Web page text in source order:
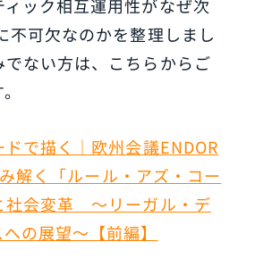
ック相互運用性がなぜ次
不可欠なのかを整理しまし
ない方は、こちらからご
で描く｜欧州会議ENDOR
解く「ルール・アズ・コー
社会変革 〜リーガル・デ
の展望〜【前編】